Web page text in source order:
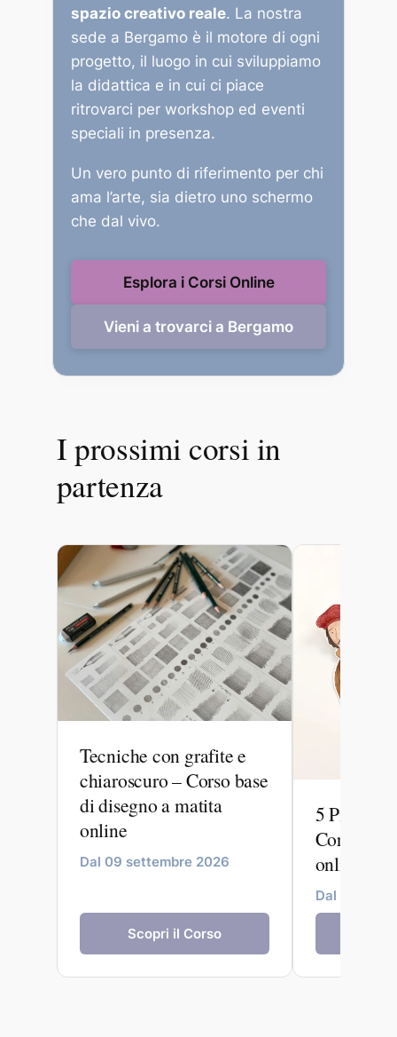
spazio creativo reale. La nostra
sede a Bergamo è il motore di ogni
progetto, il luogo in cui sviluppiamo
la didattica e in cui ci piace
ritrovarci per workshop ed eventi
speciali in presenza.
Un vero punto di riferimento per chi
ama l’arte, sia dietro uno schermo
che dal vivo.
Esplora i Corsi Online
Vieni a trovarci a Bergamo
I prossimi corsi in
partenza
Tecniche con grafite e
chiaroscuro – Corso base
di disegno a matita
online
Dal 09 settembre 2026
Scopri il Corso
5 Pittori
Corso di
online
Dal 24